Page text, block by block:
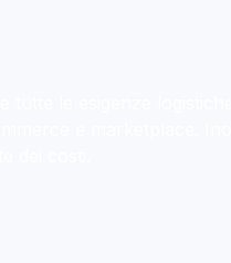
le esigenze
e marketplace.
dei costi.